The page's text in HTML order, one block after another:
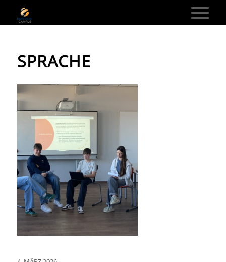
SPRACHE